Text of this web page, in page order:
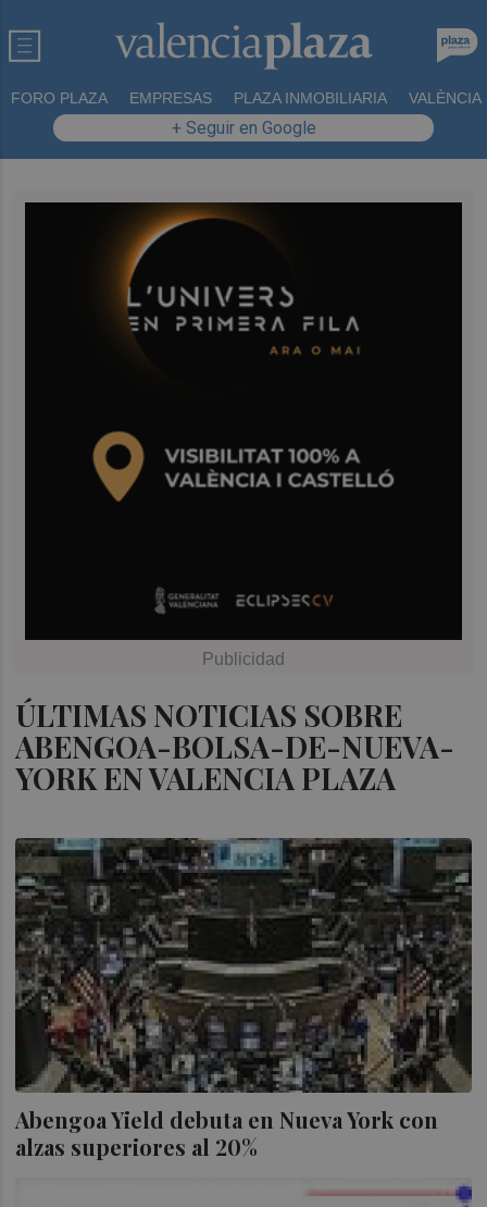
FORO PLAZA EMPRESAS PLAZA INMOBILIARIA VALÈNCIA
+ Seguir en Google
ÚLTIMAS NOTICIAS SOBRE
ABENGOA-BOLSA-DE-NUEVA-
YORK EN VALENCIA PLAZA
Abengoa Yield debuta en Nueva York con
alzas superiores al 20%